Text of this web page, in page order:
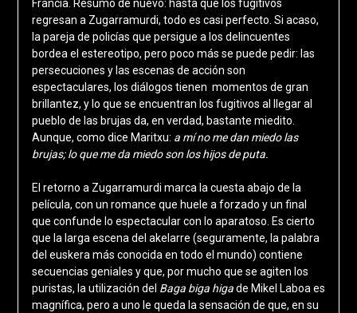
Francia. Resumo de nuevo: hasta que los fugitivos
regresan a Zugarramurdi, todo es casi perfecto. Si acaso,
la pareja de policías que persigue a los delincuentes
bordea el estereotipo, pero poco más se puede pedir: las
persecuciones y las escenas de acción son
espectaculares, los diálogos tienen momentos de gran
brillantez, y lo que se encuentran los fugitivos al llegar al
pueblo de las brujas da, en verdad, bastante miedito.
Aunque, como dice Maritxu: a mí no me dan miedo las
brujas; lo que me da miedo son los hijos de puta.
El retorno a Zugarramurdi marca la cuesta abajo de la
película, con un romance que huele a forzado y un final
que confunde lo espectacular con lo aparatoso. Es cierto
que la larga escena del akelarre (seguramente, la palabra
del euskera más conocida en todo el mundo) contiene
secuencias geniales y que, por mucho que se agiten los
puristas, la utilización del Baga biga higade Mikel Laboa es
magnífica, pero a uno le queda la sensación de que, en su